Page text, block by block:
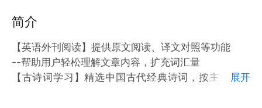
简介
【英语外刊阅读】提供原文阅读、译文对照等功能
--帮助用户轻松理解文章内容，扩充词汇量
【古诗词学习】精选中国古代经典诗词，按主题、作
展开